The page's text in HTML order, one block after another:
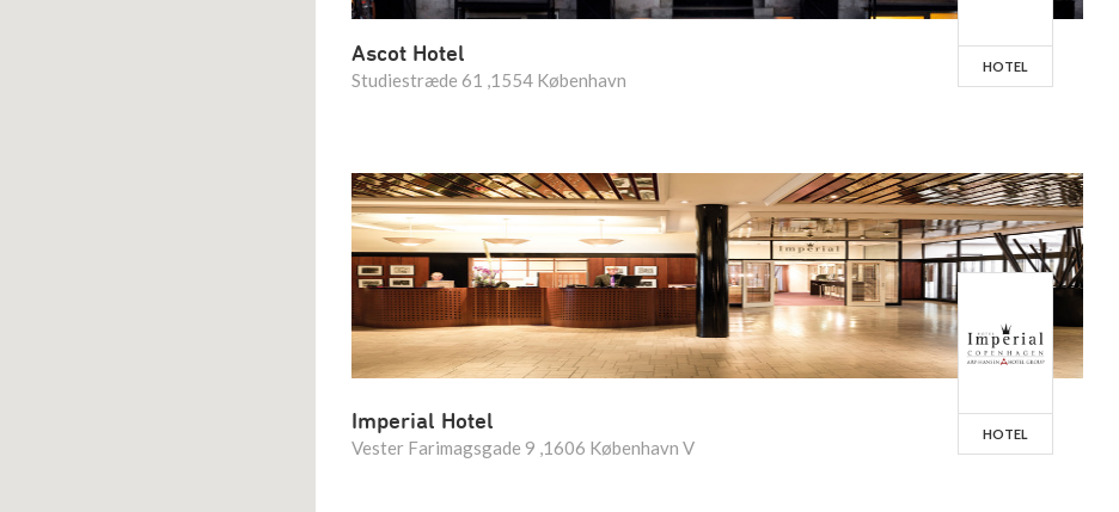
Ascot Hotel
Studiestræde 61 ,1554 København
HOTEL
Imperial Hotel
Vester Farimagsgade 9 ,1606 København V
HOTEL